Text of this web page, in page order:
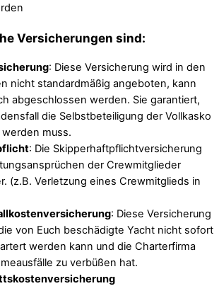
Versicherungen sind:
: Diese Versicherung wird in den
nicht standardmäßig angeboten, kann
abgeschlossen werden. Sie garantiert,
die Selbstbeteiligung der Vollkasko
muss.
: Die Skipperhaftpflichtversicherung
der Crewmitglieder
(z.B. Verletzung eines Crewmitglieds in
: Diese Versicherung
von Euch beschädigte Yacht nicht sofort
werden kann und die Charterfirma
zu verbüßen hat.